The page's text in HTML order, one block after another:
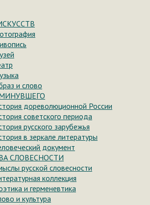
и слово
дореволюционной России
советского периода
русского зарубежья
в зеркале литературы
документ
СЛОВЕСНОСТИ
русской словесности
коллекция
и герменевтика
и культура